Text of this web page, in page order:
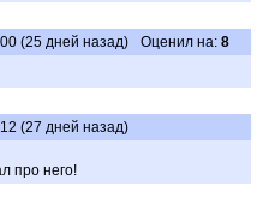
(25 дней назад) Оценил на: 8
(27 дней назад)
про него!